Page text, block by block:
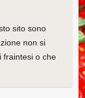
sito sono
non si
fraintesi o che